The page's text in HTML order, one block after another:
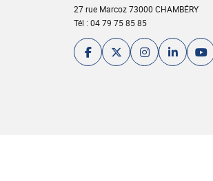
27 rue Marcoz 73000 CHAMBÉRY
Tél : 04 79 75 85 85